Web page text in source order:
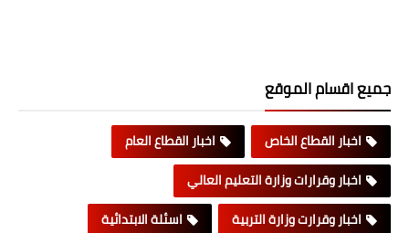
جميع اقسام الموقع
اخبار القطاع الخاص
اخبار القطاع العام
اخبار وقرارات وزارة التعليم العالي
اخبار وقرارت وزارة التربية
اسئلة الابتدائية